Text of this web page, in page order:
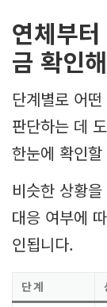
연체부
금 확인
단계별로 어
판단하는 데
한눈에 확인
비슷한 상황
대응 여부에
인됩니다.
단계